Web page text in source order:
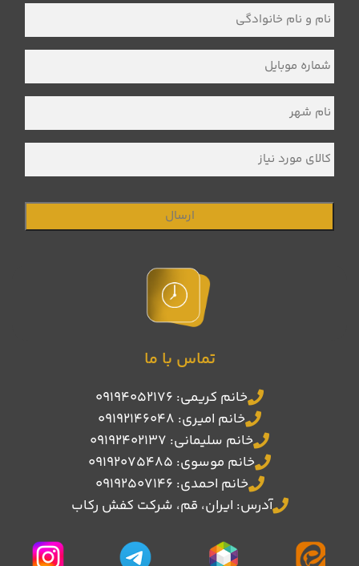
نام
و
نام
خانوادگی
*
شماره
موبایل *
نام
شهر *
کالای
مورد
نیاز
تماس با ما
خانم کریمی: 09194052176
خانم امیری: 09192146048
خانم سلیمانی: 09192402137
خانم موسوی: 09192075485
خانم احمدی: 09192507146
آدرس: ایران، قم، شرکت کفش رکاب